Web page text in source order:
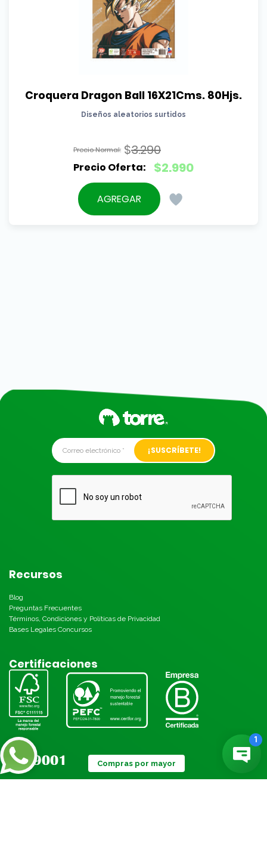
Croquera Dragon Ball 16X21Cms. 80Hjs.
Diseños aleatorios surtidos
$3.290
El
precio
original
$2.990
El
precio
actual
AGREGAR
Alternative:
Recursos
Blog
Preguntas Frecuentes
Términos, Condiciones y Políticas de Privacidad
Bases Legales Concursos
Certificaciones
Compras por mayor